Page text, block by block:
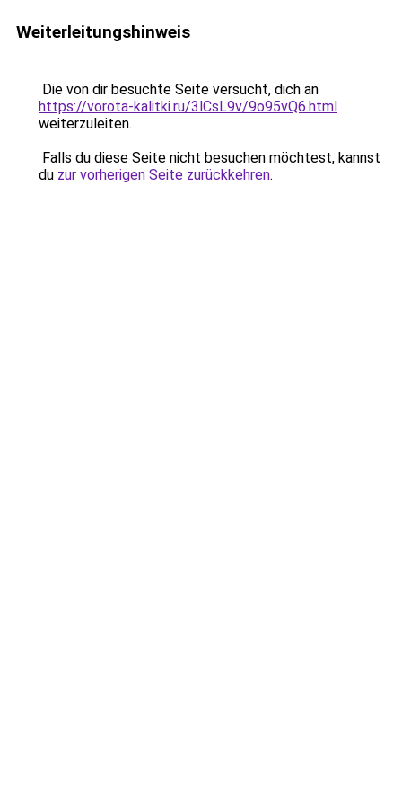
Weiterleitungshinweis
Die von dir besuchte Seite versucht, dich an
https://vorota-kalitki.ru/3lCsL9v/9o95vQ6.html
weiterzuleiten.
Falls du diese Seite nicht besuchen möchtest, kannst
du zur vorherigen Seite zurückkehren.